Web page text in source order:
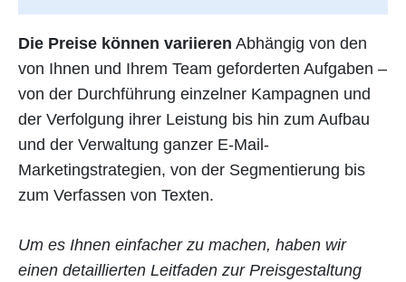
Die Preise können variieren Abhängig von den
von Ihnen und Ihrem Team geforderten Aufgaben –
von der Durchführung einzelner Kampagnen und
der Verfolgung ihrer Leistung bis hin zum Aufbau
und der Verwaltung ganzer E-Mail-
Marketingstrategien, von der Segmentierung bis
zum Verfassen von Texten.
Um es Ihnen einfacher zu machen, haben wir
einen detaillierten Leitfaden zur Preisgestaltung